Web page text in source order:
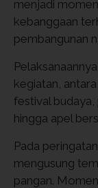
menjadi
kebanggaan
pembangunan
kegiatan,
festival
hingga apel
Pada
mengusung
pangan.